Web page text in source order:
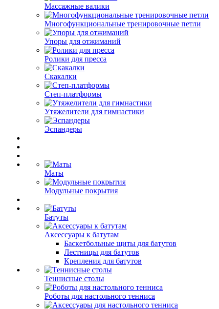
Массажные валики
Многофункциональные тренировочные петли
Упоры для отжиманий
Ролики для пресса
Скакалки
Степ-платформы
Утяжелители для гимнастики
Эспандеры
Маты
Модульные покрытия
Батуты
Аксессуары к батутам
Баскетбольные щиты для батутов
Лестницы для батутов
Крепления для батутов
Теннисные столы
Роботы для настольного тенниса